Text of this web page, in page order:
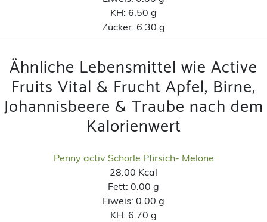
KH: 6.50 g
Zucker: 6.30 g
Ähnliche Lebensmittel wie Active
Fruits Vital & Frucht Apfel, Birne,
Johannisbeere & Traube nach dem
Kalorienwert
Penny activ Schorle Pfirsich- Melone
28.00 Kcal
Fett: 0.00 g
Eiweis: 0.00 g
KH: 6.70 g